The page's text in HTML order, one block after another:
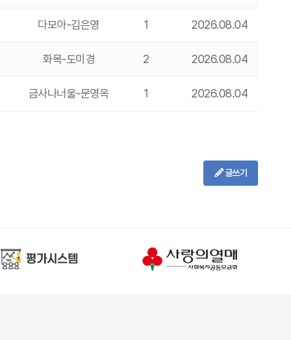
다모아-김은영 1 2026.08.04
화목-도미경 2 2026.08.04
금사나너울-문영옥 1 2026.08.04
글쓰기